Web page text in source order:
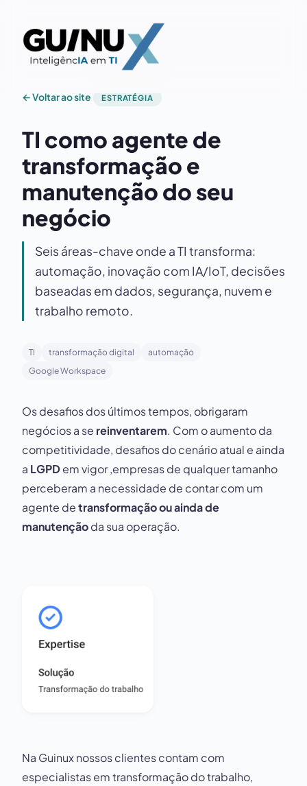
← Voltar ao site ESTRATÉGIA
TI como agente de
transformação e
manutenção do seu
negócio
Seis áreas-chave onde a TI transforma:
automação, inovação com IA/IoT, decisões
baseadas em dados, segurança, nuvem e
trabalho remoto.
TI transformação digital
automação
Google Workspace
Os desafios dos últimos tempos, obrigaram
negócios a se reinventarem. Com o aumento da
competitividade, desafios do cenário atual e ainda
a LGPDem vigor ,empresas de qualquer tamanho
perceberam a necessidade de contar com um
agente detransformação ou ainda de
manutençãoda sua operação.
Na Guinux nossos clientes contam com
especialistas em transformação do trabalho,